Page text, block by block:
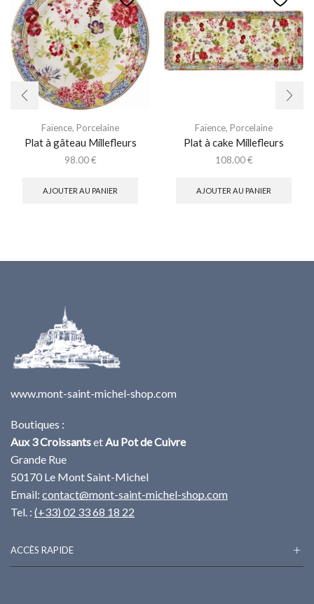
Faïence, Porcelaine
Plat à gâteau Millefleurs
98.00€
AJOUTER AU PANIER
Faïence, Porcelaine
Plat à cake Millefleurs
108.00€
AJOUTER AU PANIER
www.mont-saint-michel-shop.com
Boutiques :
Aux 3 Croissantset Au Pot de Cuivre
Grande Rue
50170 Le Mont Saint-Michel
Email: contact@mont-saint-michel-shop.com
Tel. : (+33) 02 33 68 18 22
ACCÈS RAPIDE